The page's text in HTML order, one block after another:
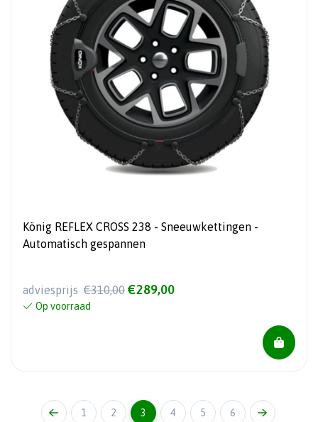
König REFLEX CROSS 238 - Sneeuwkettingen -
Automatisch gespannen
adviesprijs €310,00 €289,00
Op voorraad
1 2 3 4 5 6